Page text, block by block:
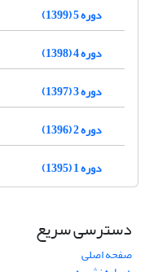
دوره 5 (1399)
دوره 4 (1398)
دوره 3 (1397)
دوره 2 (1396)
دوره 1 (1395)
دسترسی سریع
صفحه اصلی